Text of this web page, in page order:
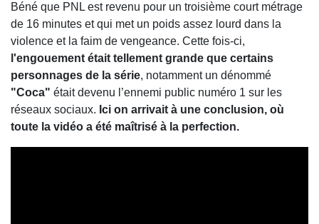
Béné que PNL est revenu pour un troisième court métrage
de 16 minutes et qui met un poids assez lourd dans la
violence et la faim de vengeance. Cette fois-ci,
l'engouement était tellement grande que certains
personnages de la série, notamment un dénommé
"Coca" était devenu l’ennemi public numéro 1 sur les
réseaux sociaux. Ici on arrivait à une conclusion, où
toute la vidéo a été maîtrisé à la perfection.